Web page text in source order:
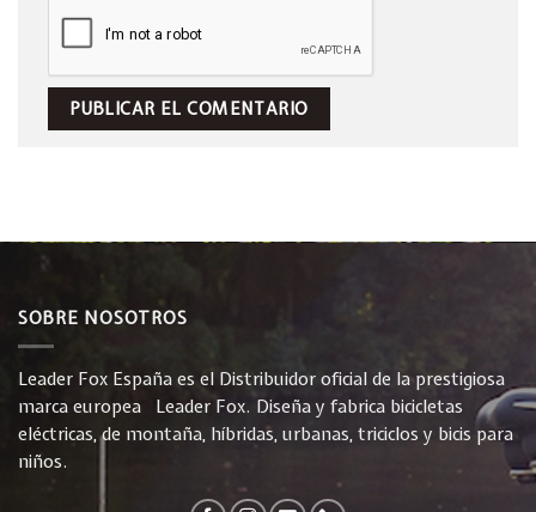
SOBRE NOSOTROS
Leader Fox España es el Distribuidor oficial de la prestigiosa
marca europea Leader Fox. Diseña y fabrica bicicletas
eléctricas, de montaña, híbridas, urbanas, triciclos y bicis para
niños.